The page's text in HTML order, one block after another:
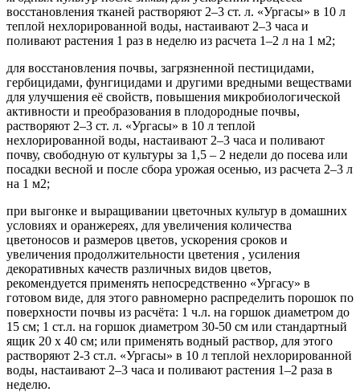
восстановления тканей растворяют 2–3 ст. л. «Ургасы» в 10 л
теплой нехлорированной воды, настаивают 2–3 часа и
поливают растения 1 раз в неделю из расчета 1–2 л на 1 м2;
для восстановления почвы, загрязненной пестицидами,
гербицидами, фунгицидами и другими вредными веществами
для улучшения её свойств, повышения микробиологической
активности и преобразования в плодородные почвы,
растворяют 2–3 ст. л. «Ургасы» в 10 л теплой
нехлорированной воды, настаивают 2–3 часа и поливают
почву, свободную от культуры за 1,5 – 2 недели до посева или
посадки весной и после сбора урожая осенью, из расчета 2–3 л
на 1 м2;
при выгонке и выращивании цветочных культур в домашних
условиях и оранжереях, для увеличения количества
цветоносов и размеров цветов, ускорения сроков и
увеличения продолжительности цветения , усиления
декоративных качеств различных видов цветов,
рекомендуется применять непосредственно «Ургасу» в
готовом виде, для этого равномерно распределить порошок по
поверхности почвы из расчёта: 1 ч.л. на горшок диаметром до
15 см; 1 ст.л. на горшок диаметром 30-50 см или стандартный
ящик 20 х 40 см; или применять водный раствор, для этого
растворяют 2-3 ст.л. «Ургасы» в 10 л теплой нехлорированной
воды, настаивают 2–3 часа и поливают растения 1–2 раза в
неделю.